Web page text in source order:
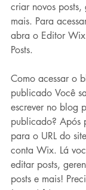
criar novos
mais. Para
abra o Editor
Posts.
Como acessar o
publicado Você
escrever no blog
publicado? Após
para o URL do
conta Wix. Lá
editar posts,
posts e mais!